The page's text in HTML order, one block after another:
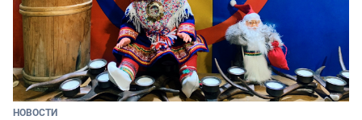
НОВОСТИ